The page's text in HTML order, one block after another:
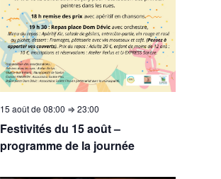
Festivités du 15 août –
programme de la journée
15 août de 08:00 ⇒23:00